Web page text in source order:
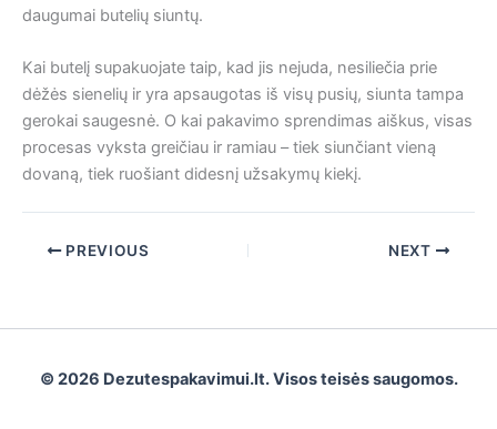
daugumai butelių siuntų.
Kai butelį supakuojate taip, kad jis nejuda, nesiliečia prie
dėžės sienelių ir yra apsaugotas iš visų pusių, siunta tampa
gerokai saugesnė. O kai pakavimo sprendimas aiškus, visas
procesas vyksta greičiau ir ramiau – tiek siunčiant vieną
dovaną, tiek ruošiant didesnį užsakymų kiekį.
PREVIOUS NEXT
© 2026 Dezutespakavimui.lt. Visos teisės saugomos.